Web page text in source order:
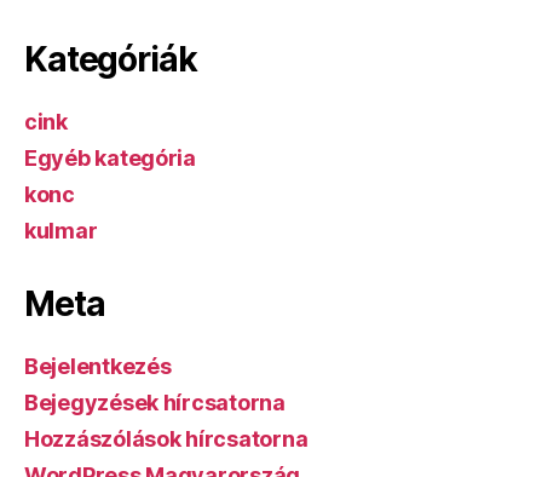
Kategóriák
cink
Egyéb kategória
konc
kulmar
Meta
Bejelentkezés
Bejegyzések hírcsatorna
Hozzászólások hírcsatorna